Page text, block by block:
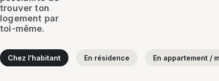
trouver ton
logement par
toi-même.
Chez l'habitant En résidence En appartement /